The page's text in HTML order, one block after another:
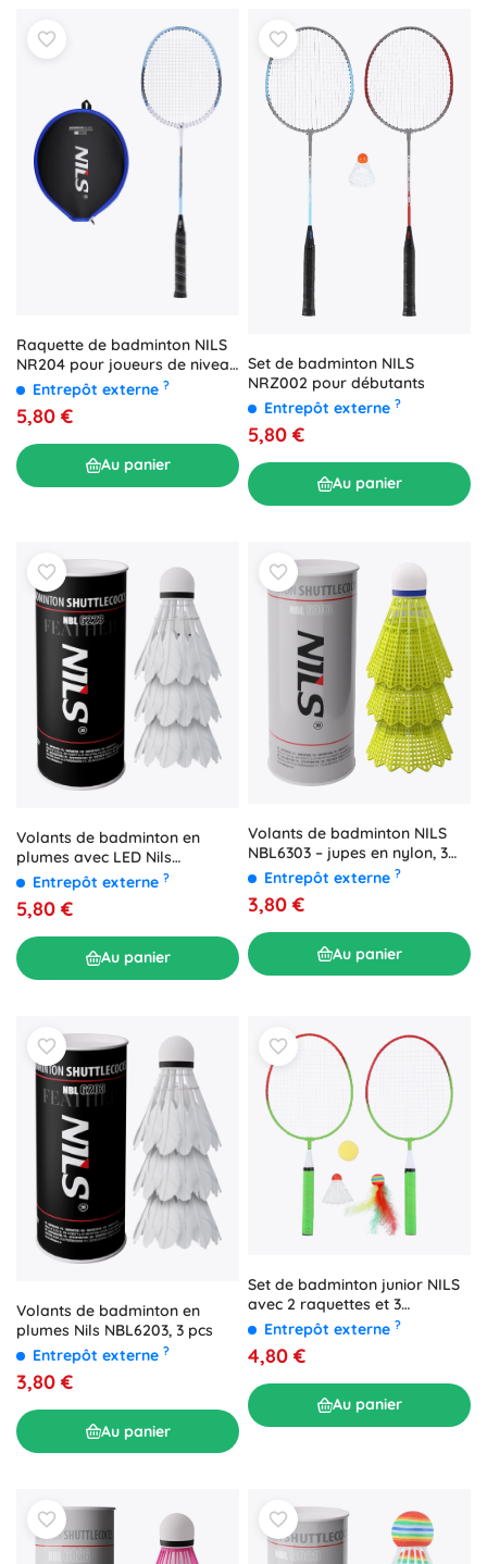
Raquette de badminton NILS
NR204 pour joueurs de niveau
intermédiaire
Entrepôt externe ?
5,80 €
Au panier
Set de badminton NILS
NRZ002 pour débutants
Entrepôt externe ?
5,80 €
Au panier
Volants de badminton en
plumes avec LED Nils
NBL6223, 3 pcs
Entrepôt externe ?
5,80 €
Au panier
Volants de badminton NILS
NBL6303 – jupes en nylon, 3
pcsEntrepôt externe ?
3,80 €
Au panier
Volants de badminton en
plumes Nils NBL6203, 3 pcs
Entrepôt externe ?
3,80 €
Au panier
Set de badminton junior NILS
avec 2 raquettes et 3
volants/balles
Entrepôt externe ?
4,80 €
Au panier